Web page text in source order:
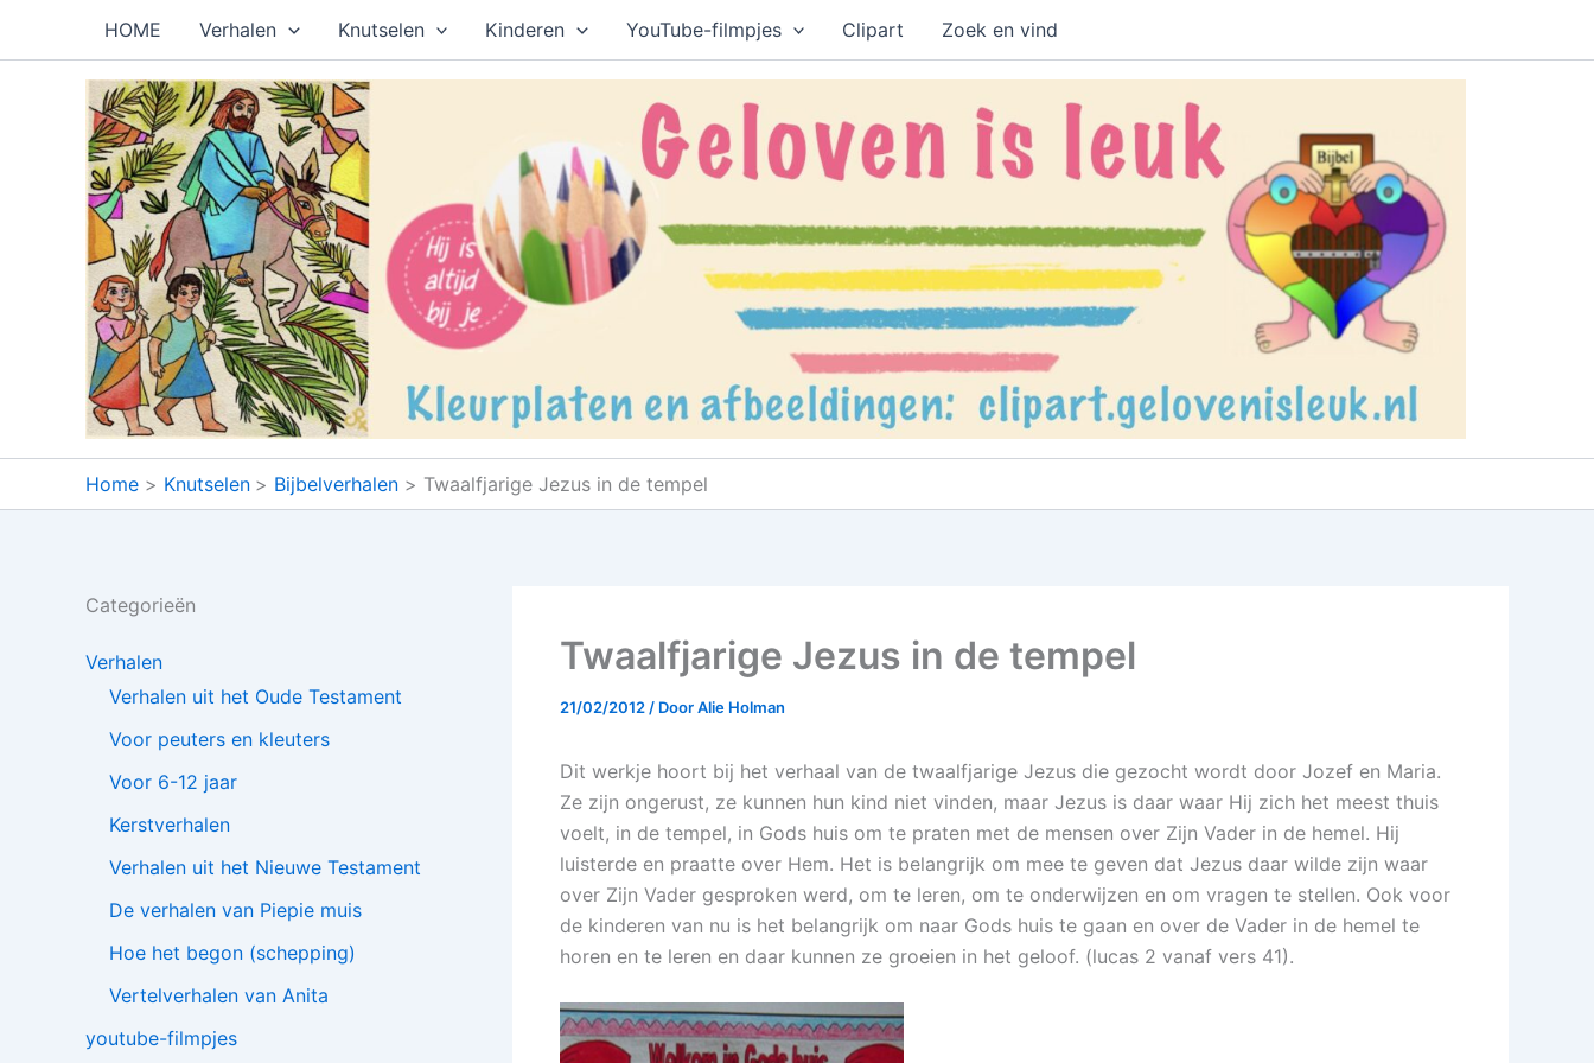
HOME Verhalen Knutselen Kinderen YouTube-filmpjes Clipart Zoek en vind
Home Knutselen Bijbelverhalen Twaalfjarige Jezus in de tempel
Categorieën
Verhalen
Verhalen uit het Oude Testament
Voor peuters en kleuters
Voor 6-12 jaar
Kerstverhalen
Verhalen uit het Nieuwe Testament
De verhalen van Piepie muis
Hoe het begon (schepping)
Vertelverhalen van Anita
youtube-filmpjes
Twaalfjarige Jezus in de tempel
21/02/2012 / DoorAlie Holman
Dit werkje hoort bij het verhaal van de twaalfjarige Jezus die gezocht wordt door Jozef en Maria.
Ze zijn ongerust, ze kunnen hun kind niet vinden, maar Jezus is daar waar Hij zich het meest thuis
voelt, in de tempel, in Gods huis om te praten met de mensen over Zijn Vader in de hemel. Hij
luisterde en praatte over Hem. Het is belangrijk om mee te geven dat Jezus daar wilde zijn waar
over Zijn Vader gesproken werd, om te leren, om te onderwijzen en om vragen te stellen. Ook voor
de kinderen van nu is het belangrijk om naar Gods huis te gaan en over de Vader in de hemel te
horen en te leren en daar kunnen ze groeien in het geloof. (lucas 2 vanaf vers 41).